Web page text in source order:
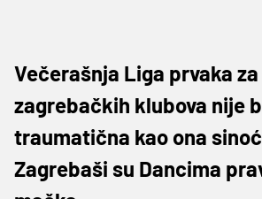
Večerašnja Liga prvaka
zagrebačkih klubova nije
traumatična kao ona
Zagrebaši su Dancima